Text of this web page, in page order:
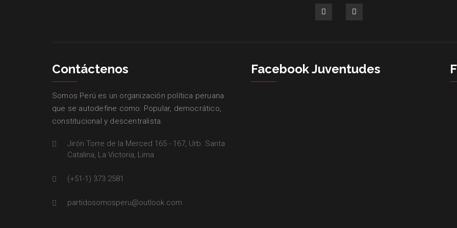
Contáctenos
Somos Perú es un organización política peruana
que se autodefine como: Popular, democrático,
constitucional y descentralista.
Jirón Torre de la Merced 165 - 167, Urb. Santa
Catalina, La Victoria, Lima
(+51-1) 373 2581
partidosomosperu@outlook.com
Facebook Juventudes